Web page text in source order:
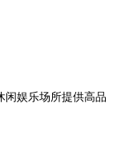
闲娱乐场所提供高品